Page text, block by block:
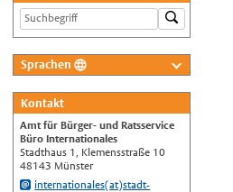
Sprachen
Nederlands
English
Українська
Kontakt
Amt für Bürger- und Ratsservice
Büro Internationales
Stadthaus 1, Klemensstraße 10
48143 Münster
internationales(at)stadt-